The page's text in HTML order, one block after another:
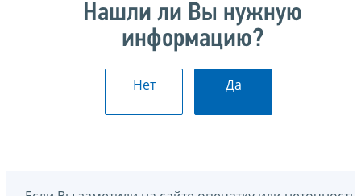
Нашли ли Вы нужную
информацию?
Нет Да